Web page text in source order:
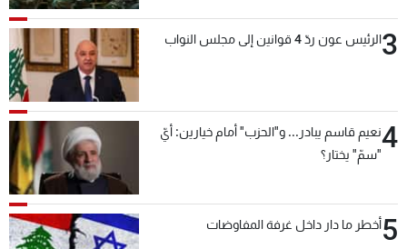
3الرئيس عون ردّ 4 قوانين إلى مجلس النواب
4نعيم قاسم يبادر... و"الحزب" أمام خيارين: أيّ
"سمّ" يختار؟
5أخطر ما دار داخل غرفة المفاوضات